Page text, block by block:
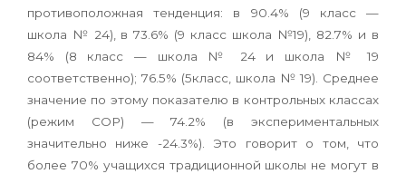
противоположная тенденция: в 90.4% (9 класс —
школа № 24), в 73.6% (9 класс школа №19), 82.7% и в
84% (8 класс — школа № 24 и школа № 19
соответственно); 76.5% (5класс, школа № 19). Среднее
значение по этому показателю в контрольных классах
(режим СОР) — 74.2% (в экспериментальных
значительно ниже -24.3%). Это говорит о том, что
более 70% учащихся традиционной школы не могут в